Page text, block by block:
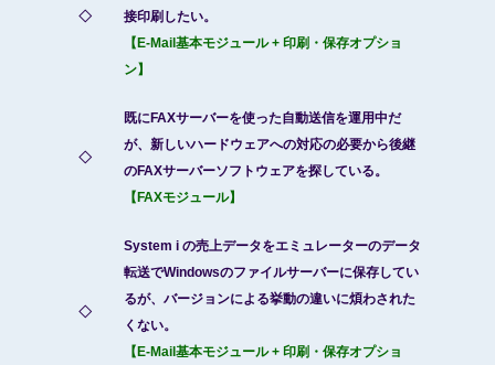
◇
接印刷したい。
【E-Mail基本モジュール + 印刷・保存オプショ
ン】
◇
既にFAXサーバーを使った自動送信を運用中だ
が、新しいハードウェアへの対応の必要から後継
のFAXサーバーソフトウェアを探している。
【FAXモジュール】
◇
System i の売上データをエミュレーターのデータ
転送でWindowsのファイルサーバーに保存してい
るが、バージョンによる挙動の違いに煩わされた
くない。
【E-Mail基本モジュール + 印刷・保存オプショ